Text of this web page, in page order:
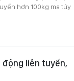
hơn 100kg ma túy
liên tuyến,